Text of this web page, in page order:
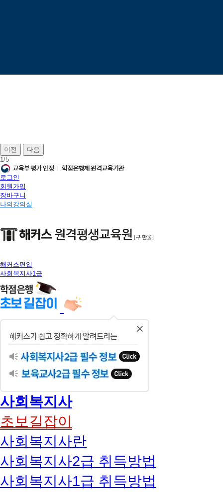
이전
다음
1/5
로그인
회원가입
장바구니
나의강의실
해커스편입
사회복지사1급
사회복지사
초보길잡이
사회복지사란
사회복지사2급 취득방법
사회복지사1급 취득방법